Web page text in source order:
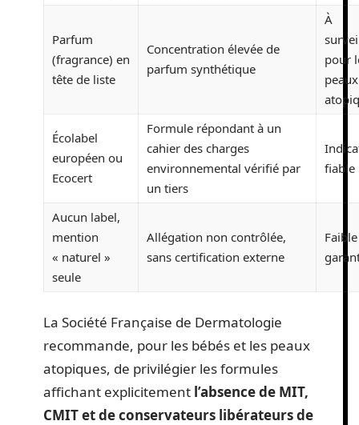
Parfum
(fragrance) en
tête de liste
Concentration élevée de
parfum synthétique
À
pour
peaux
Écolabel
européen ou
Ecocert
Formule répondant à un
cahier des charges
environnemental vérifié par
un tiers
fiable
Aucun label,
mention
« naturel »
seule
Allégation non contrôlée,
sans certification externe
Faible
La Société Française de Dermatologie
recommande, pour les bébés et les peaux
atopiques, de privilégier les formules
affichant explicitement l’absence de MIT,
CMIT et de conservateurs libérateurs de